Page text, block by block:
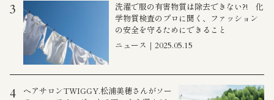
3
洗濯で服の有害物質は除去できない?! 化
学物質検査のプロに聞く、ファッション
の安全を守るためにできること
ニュース｜2025.05.15
4
ヘアサロンTWIGGY.松浦美穂さんがソー